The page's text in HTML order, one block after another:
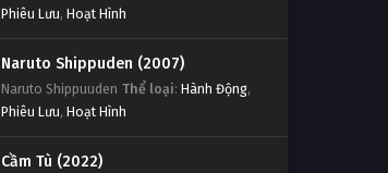
Phiêu Lưu, Hoạt Hình
Naruto Shippuden (2007)
Naruto Shippuuden Thể loại: Hành Động,
Phiêu Lưu, Hoạt Hình
Cầm Tù (2022)